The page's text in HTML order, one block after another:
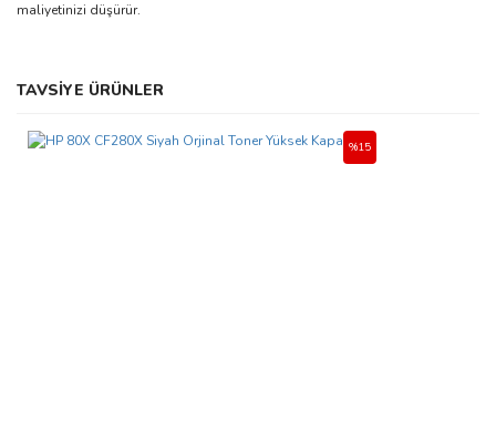
maliyetinizi düşürür.
Bu ürünün fiyat bilgisi, resim, ürün açıklamalarında ve diğer
konularda yetersiz gördüğünüz noktaları öneri formunu kullanarak
Görüş ve önerileriniz için teşekkür ederiz.
TAVSİYE ÜRÜNLER
%15